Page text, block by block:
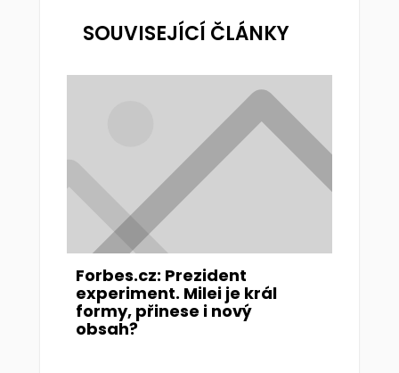
SOUVISEJÍCÍ ČLÁNKY
Forbes.cz: Prezident
experiment. Milei je král
formy, přinese i nový
obsah?